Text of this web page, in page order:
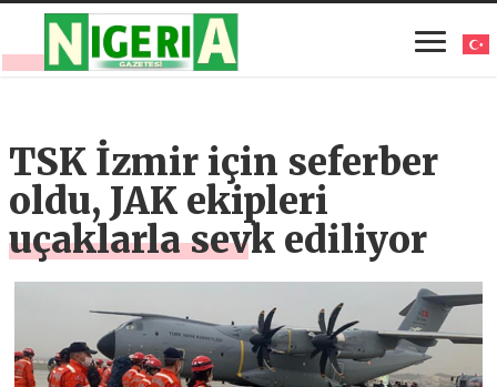
TSK İzmir için seferber
oldu, JAK ekipleri
uçaklarla sevk ediliyor